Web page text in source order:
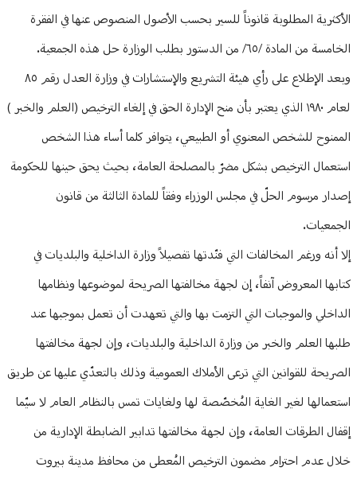
الأكثرية المطلوبة قانوناً للسير بحسب الأصول المنصوص عنها في الفقرة
الخامسة من المادة /٦٥/ من الدستور بطلب الوزارة حل هذه الجمعية.
وبعد الإطلاع على رأي هيئة التشريع والإستشارات في وزارة العدل رقم ٨٥
لعام ١٩٨٠ الذي يعتبر بأن منح الإدارة الحق في إلغاء الترخيص (العلم والخبر )
الممنوح للشخص المعنوي أو الطبيعي، يتوافر كلما أساء هذا الشخص
استعمال الترخيص بشكل مضرّ بالمصلحة العامة، بحيث يحق حينها للحكومة
إصدار مرسوم الحلّ في مجلس الوزراء وفقاً للمادة الثالثة من قانون
الجمعيات.
إلا أنه ورغم المخالفات التي فنّدتها تفصيلاً وزارة الداخلية والبلديات في
كتابها المعروض آنفاً، إن لجهة مخالفتها الصريحة لموضوعها ونظامها
الداخلي والموجبات التي التزمت بها والتي تعهدت أن تعمل بموجبها عند
طلبها العلم والخبر من وزارة الداخلية والبلديات، وإن لجهة مخالفتها
الصريحة للقوانين التي ترعى الأملاك العمومية وذلك بالتعدّي عليها عن طريق
استعمالها لغير الغاية المُخصّصة لها ولغايات تمس بالنظام العام لا سيّما
إقفال الطرقات العامة، وإن لجهة مخالفتها تدابير الضابطة الإدارية من
خلال عدم احترام مضمون الترخيص المُعطى من محافظ مدينة بيروت